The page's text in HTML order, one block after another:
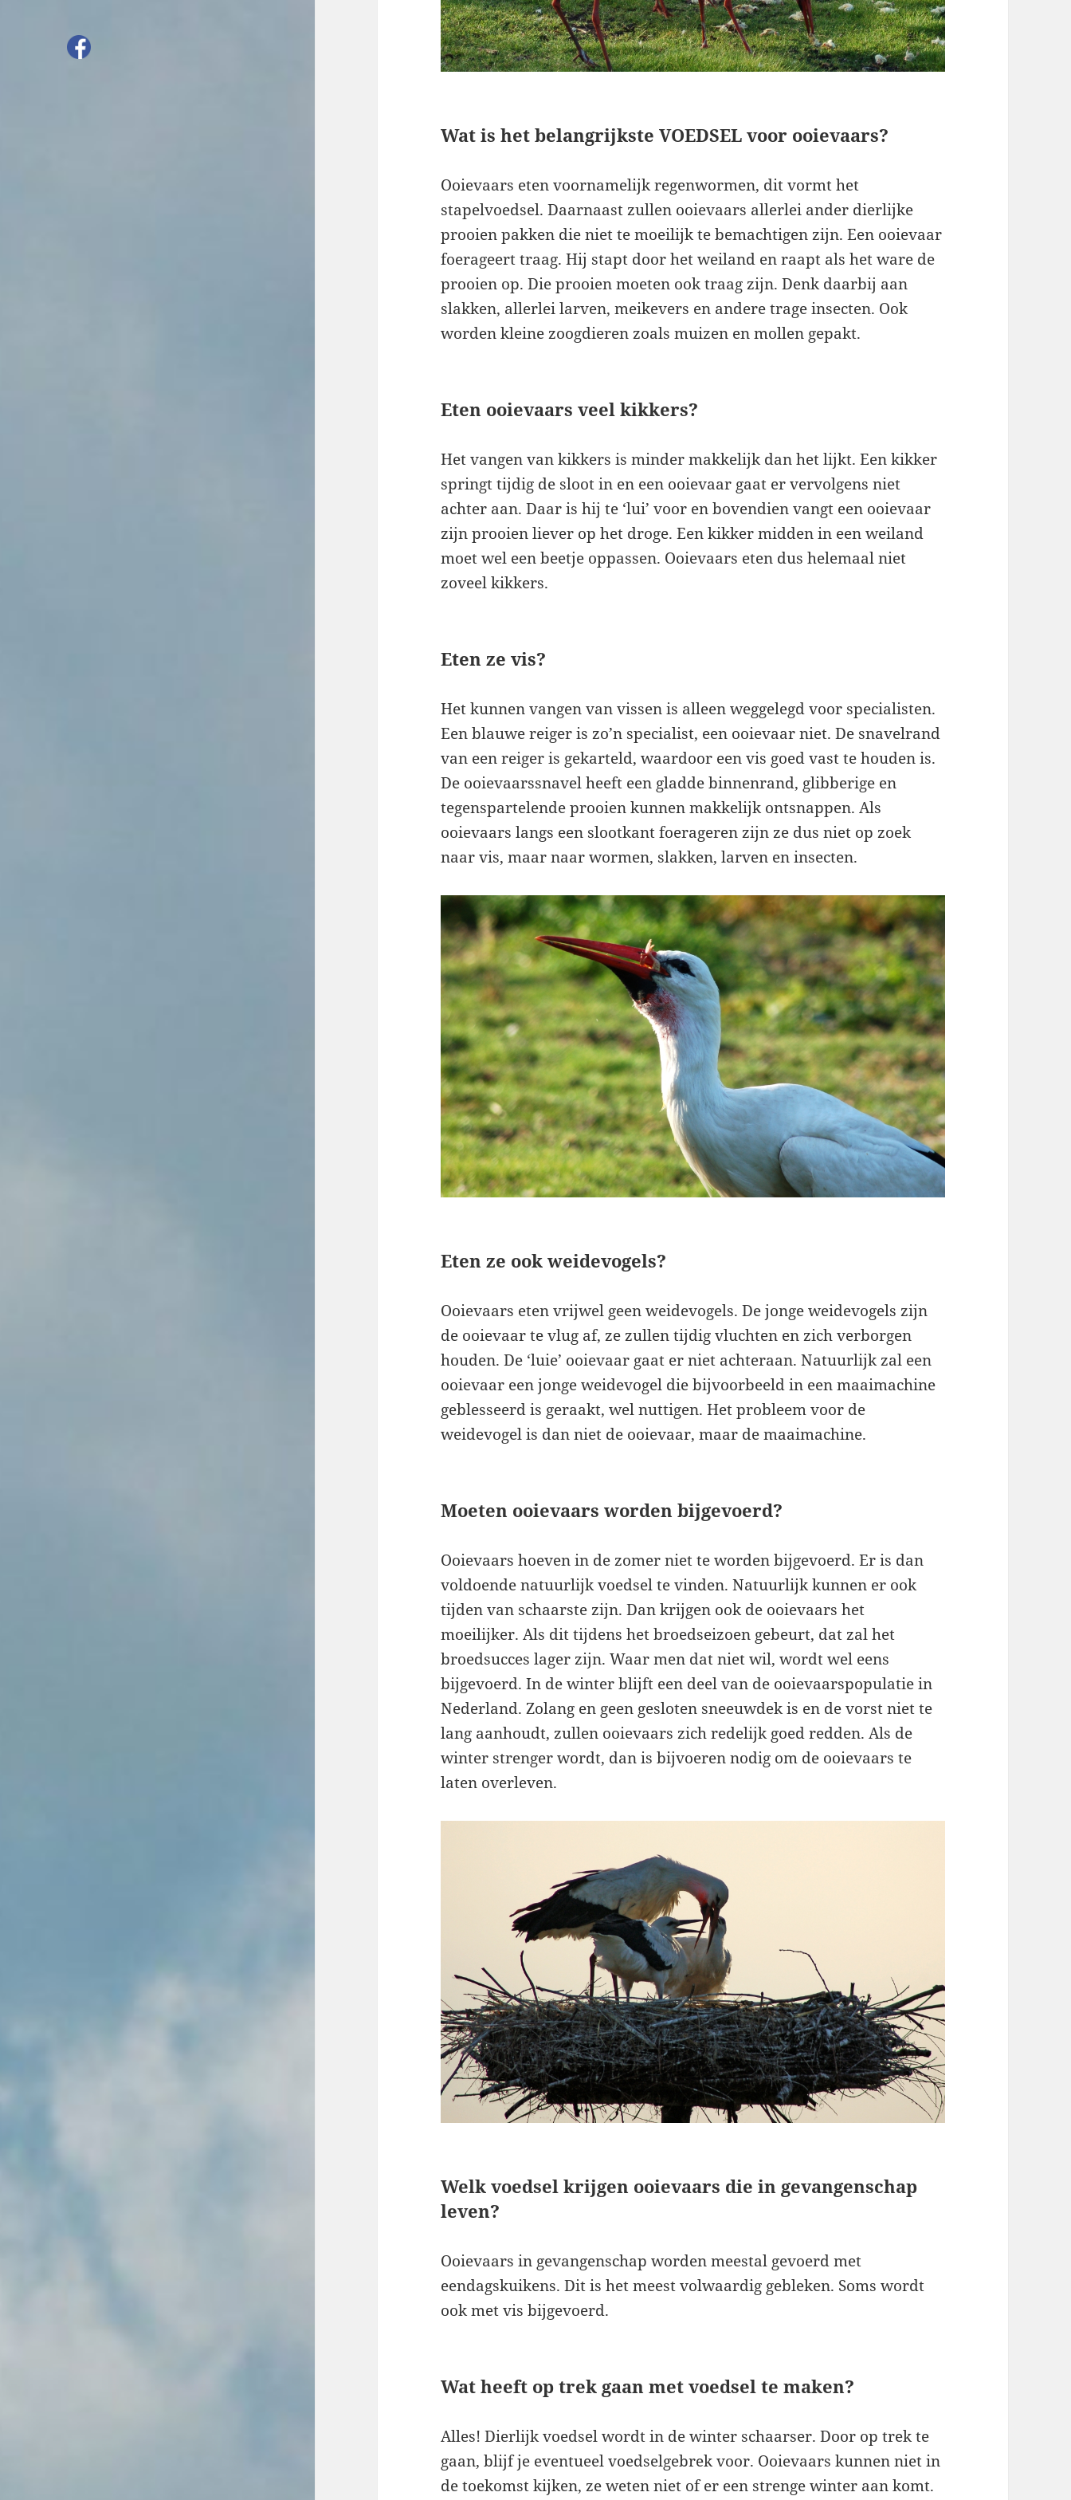
Wat is het belangrijkste VOEDSEL voor ooievaars?
Ooievaars eten voornamelijk regenwormen, dit vormt het
stapelvoedsel. Daarnaast zullen ooievaars allerlei ander dierlijke
prooien pakken die niet te moeilijk te bemachtigen zijn. Een ooievaar
foerageert traag. Hij stapt door het weiland en raapt als het ware de
prooien op. Die prooien moeten ook traag zijn. Denk daarbij aan
slakken, allerlei larven, meikevers en andere trage insecten. Ook
worden kleine zoogdieren zoals muizen en mollen gepakt.
Eten ooievaars veel kikkers?
Het vangen van kikkers is minder makkelijk dan het lijkt. Een kikker
springt tijdig de sloot in en een ooievaar gaat er vervolgens niet
achter aan. Daar is hij te ‘lui’ voor en bovendien vangt een ooievaar
zijn prooien liever op het droge. Een kikker midden in een weiland
moet wel een beetje oppassen. Ooievaars eten dus helemaal niet
zoveel kikkers.
Eten ze vis?
Het kunnen vangen van vissen is alleen weggelegd voor specialisten.
Een blauwe reiger is zo’n specialist, een ooievaar niet. De snavelrand
van een reiger is gekarteld, waardoor een vis goed vast te houden is.
De ooievaarssnavel heeft een gladde binnenrand, glibberige en
tegenspartelende prooien kunnen makkelijk ontsnappen. Als
ooievaars langs een slootkant foerageren zijn ze dus niet op zoek
naar vis, maar naar wormen, slakken, larven en insecten.
Eten ze ook weidevogels?
Ooievaars eten vrijwel geen weidevogels. De jonge weidevogels zijn
de ooievaar te vlug af, ze zullen tijdig vluchten en zich verborgen
houden. De ‘luie’ ooievaar gaat er niet achteraan. Natuurlijk zal een
ooievaar een jonge weidevogel die bijvoorbeeld in een maaimachine
geblesseerd is geraakt, wel nuttigen. Het probleem voor de
weidevogel is dan niet de ooievaar, maar de maaimachine.
Moeten ooievaars worden bijgevoerd?
Ooievaars hoeven in de zomer niet te worden bijgevoerd. Er is dan
voldoende natuurlijk voedsel te vinden. Natuurlijk kunnen er ook
tijden van schaarste zijn. Dan krijgen ook de ooievaars het
moeilijker. Als dit tijdens het broedseizoen gebeurt, dat zal het
broedsucces lager zijn. Waar men dat niet wil, wordt wel eens
bijgevoerd. In de winter blijft een deel van de ooievaarspopulatie in
Nederland. Zolang en geen gesloten sneeuwdek is en de vorst niet te
lang aanhoudt, zullen ooievaars zich redelijk goed redden. Als de
winter strenger wordt, dan is bijvoeren nodig om de ooievaars te
laten overleven.
Welk voedsel krijgen ooievaars die in gevangenschap
leven?
Ooievaars in gevangenschap worden meestal gevoerd met
eendagskuikens. Dit is het meest volwaardig gebleken. Soms wordt
ook met vis bijgevoerd.
Wat heeft op trek gaan met voedsel te maken?
Alles! Dierlijk voedsel wordt in de winter schaarser. Door op trek te
gaan, blijf je eventueel voedselgebrek voor. Ooievaars kunnen niet in
de toekomst kijken, ze weten niet of er een strenge winter aan komt.